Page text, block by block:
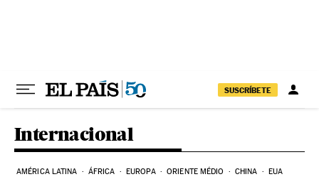
SUSCRÍBETE
Internacional
AMÉRICA LATINA ÁFRICA EUROPA ORIENTE MÉDIO CHINA EUA